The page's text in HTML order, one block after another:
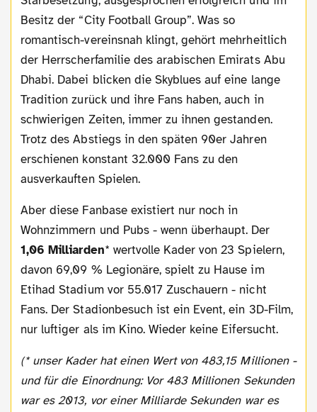
Besitz der “City Football Group”. Was so
romantisch-vereinsnah klingt, gehört mehrheitlich
der Herrscherfamilie des arabischen Emirats Abu
Dhabi. Dabei blicken die Skyblues auf eine lange
Tradition zurück und ihre Fans haben, auch in
schwierigen Zeiten, immer zu ihnen gestanden.
Trotz des Abstiegs in den späten 90er Jahren
erschienen konstant 32.000 Fans zu den
ausverkauften Spielen.
Aber diese Fanbase existiert nur noch in
Wohnzimmern und Pubs - wenn überhaupt. Der
1,06 Milliarden* wertvolle Kader von 23 Spielern,
davon 69,09 % Legionäre, spielt zu Hause im
Etihad Stadium vor 55.017 Zuschauern - nicht
Fans. Der Stadionbesuch ist ein Event, ein 3D-Film,
nur luftiger als im Kino. Wieder keine Eifersucht.
(* unser Kader hat einen Wert von 483,15 Millionen -
und für die Einordnung: Vor 483 Millionen Sekunden
war es 2013, vor einer Milliarde Sekunden war es